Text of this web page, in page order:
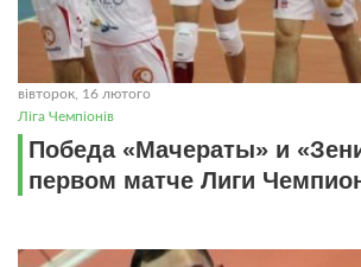
вівторок, 16 лютого
Ліга Чемпіонів
Победа «Мачераты» и
первом матче Лиги